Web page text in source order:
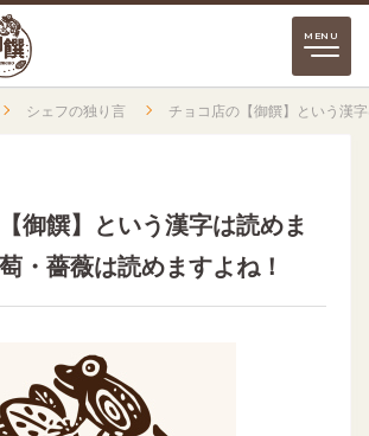
シェフの独り言 チョコ店の【御饌】という漢
御饌】という漢字は読めま
・薔薇は読めますよね！